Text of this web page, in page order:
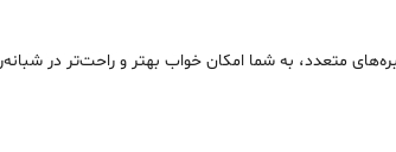
متعدد، به شما امکان خواب بهتر و راحت‌تر در